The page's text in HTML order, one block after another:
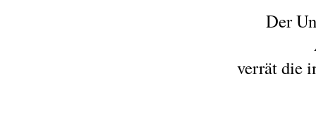
Der
verrät die